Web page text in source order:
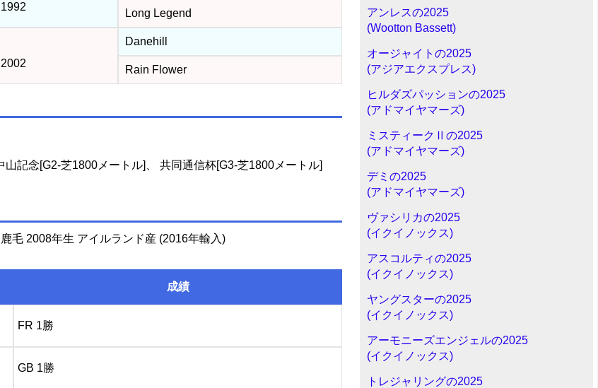
1992
Long Legend
2002
Danehill
Rain Flower
記念[G2-芝1800メートル]、 共同通信杯[G3-芝1800メートル]
毛 2008年生 アイルランド産 (2016年輸入)
成績
FR 1勝
GB 1勝
アンレスの2025
(Wootton Bassett)
オージャイトの2025
(アジアエクスプレス)
ヒルダズパッションの2025
(アドマイヤマーズ)
ミスティークⅡの2025
(アドマイヤマーズ)
デミの2025
(アドマイヤマーズ)
ヴァシリカの2025
(イクイノックス)
アスコルティの2025
(イクイノックス)
ヤングスターの2025
(イクイノックス)
アーモニーズエンジェルの2025
(イクイノックス)
トレジャリングの2025